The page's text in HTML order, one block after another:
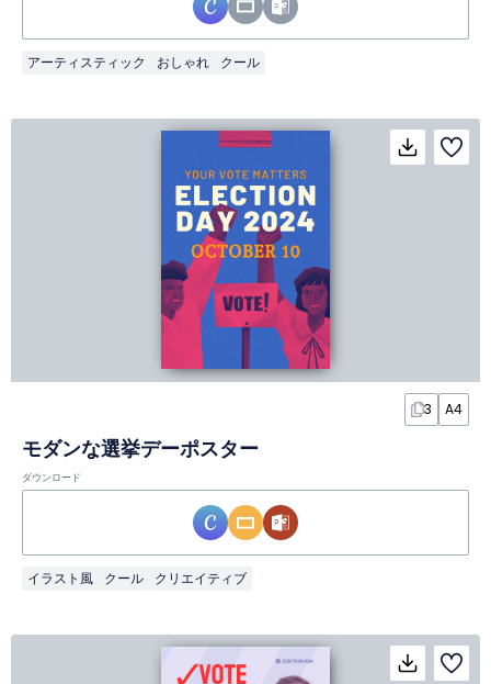
アーティスティック おしゃれ クール
3 A4
モダンな選挙デーポスター
ダウンロード
イラスト風 クール クリエイティブ